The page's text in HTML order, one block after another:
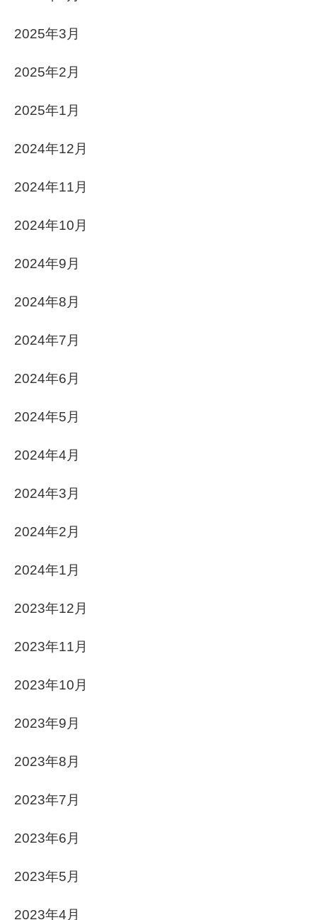
2025年3月
2025年2月
2025年1月
2024年12月
2024年11月
2024年10月
2024年9月
2024年8月
2024年7月
2024年6月
2024年5月
2024年4月
2024年3月
2024年2月
2024年1月
2023年12月
2023年11月
2023年10月
2023年9月
2023年8月
2023年7月
2023年6月
2023年5月
2023年4月